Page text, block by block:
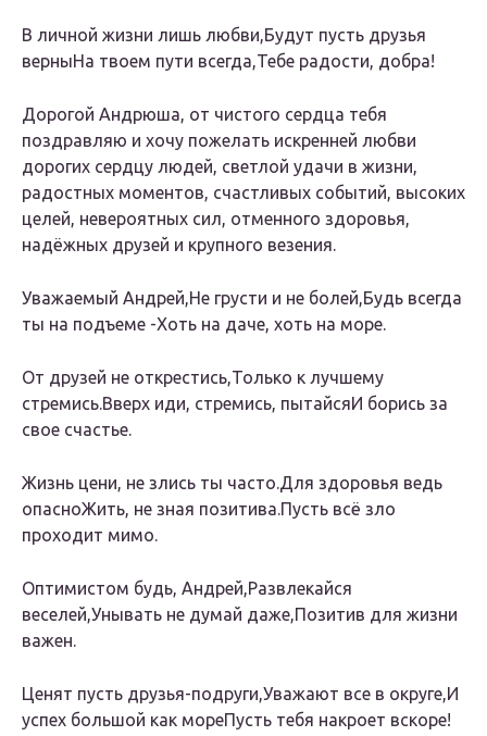
В личной жизни лишь любви,Будут пусть друзья
верныНа твоем пути всегда,Тебе радости, добра!
Дорогой Андрюша, от чистого сердца тебя
поздравляю и хочу пожелать искренней любви
дорогих сердцу людей, светлой удачи в жизни,
радостных моментов, счастливых событий, высоких
целей, невероятных сил, отменного здоровья,
надёжных друзей и крупного везения.
Уважаемый Андрей,Не грусти и не болей,Будь всегда
ты на подъеме -Хоть на даче, хоть на море.
От друзей не открестись,Только к лучшему
стремись.Вверх иди, стремись, пытайсяИ борись за
свое счастье.
Жизнь цени, не злись ты часто.Для здоровья ведь
опасноЖить, не зная позитива.Пусть всё зло
проходит мимо.
Оптимистом будь, Андрей,Развлекайся
веселей,Унывать не думай даже,Позитив для жизни
важен.
Ценят пусть друзья-подруги,Уважают все в округе,И
успех большой как мореПусть тебя накроет вскоре!